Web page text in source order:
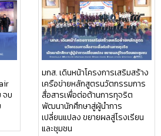
จบ
มกส. เดินหน้าโครงการเสริมสร้าง
เครือข่ายหลักสูตรนวัตกรรมการ
สื่อสารเพื่อต่อต้านการทุจริต
พัฒนานักศึกษาสู่ผู้นำการ
เปลี่ยนแปลง ขยายผลสู่โรงเรียน
และชุมชน